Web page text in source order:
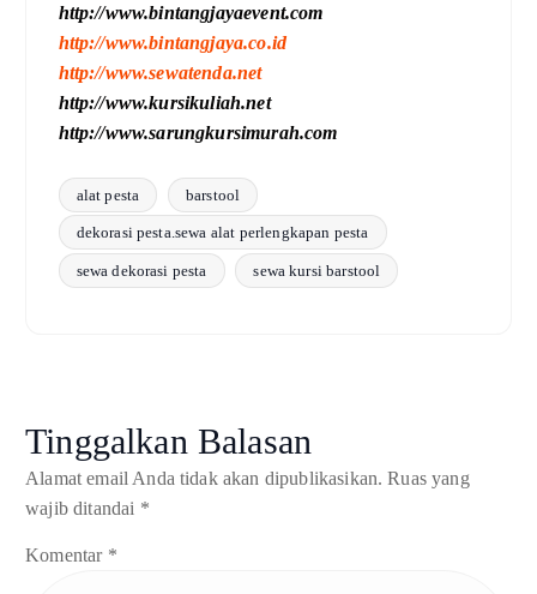
http://www.bintangjayaevent.com
http://www.bintangjaya.co.id
http://www.sewatenda.net
http://www.kursikuliah.net
http://www.sarungkursimurah.com
alat pesta barstool
dekorasi pesta.sewa alat perlengkapan pesta
sewa dekorasi pesta sewa kursi barstool
Tinggalkan Balasan
Alamat email Anda tidak akan dipublikasikan. Ruas yang
wajib ditandai *
Komentar *